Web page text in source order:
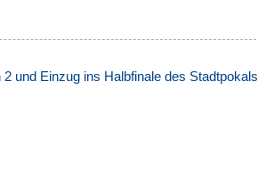
und Einzug ins Halbfinale des Stadtpokals